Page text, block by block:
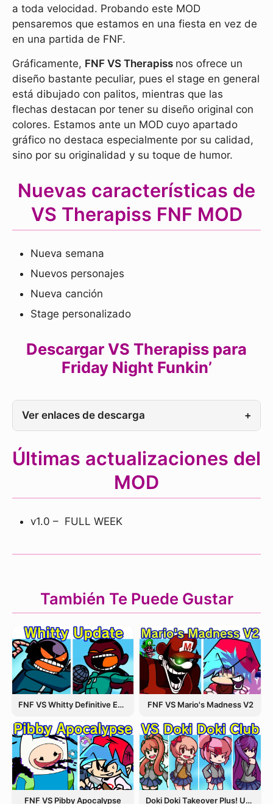
a toda velocidad. Probando este MOD
pensaremos que estamos en una fiesta en vez de
en una partida de FNF.
Gráficamente, FNF VS Therapiss nos ofrece un
diseño bastante peculiar, pues el stage en general
está dibujado con palitos, mientras que las
flechas destacan por tener su diseño original con
colores. Estamos ante un MOD cuyo apartado
gráfico no destaca especialmente por su calidad,
sino por su originalidad y su toque de humor.
Nuevas características de
VS Therapiss FNF MOD
Nueva semana
Nuevos personajes
Nueva canción
Stage personalizado
Descargar VS Therapiss para
Friday Night Funkin’
Ver enlaces de descarga +
Últimas actualizaciones del
MOD
v1.0 – FULL WEEK
También Te Puede Gustar
FNF VS Whitty Definitive Edition FNF VS Mario's Madness V2
FNF VS Pibby Apocalypse Doki Doki Takeover Plus! Update 3.5